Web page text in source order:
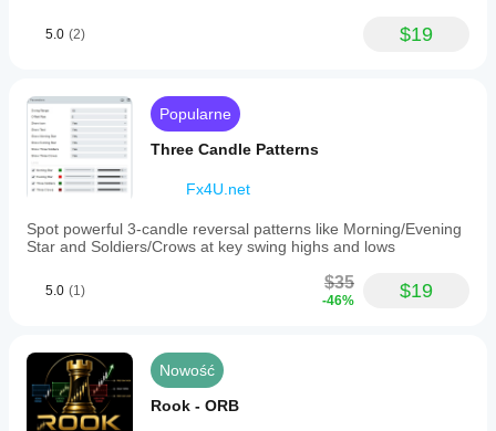
5.0 (2) $19
Popularne
Three Candle Patterns
Fx4U.net
Spot powerful 3-candle reversal patterns like Morning/Evening
Star and Soldiers/Crows at key swing highs and lows
5.0 (1) $35
-46% $19
Nowość
Rook - ORB